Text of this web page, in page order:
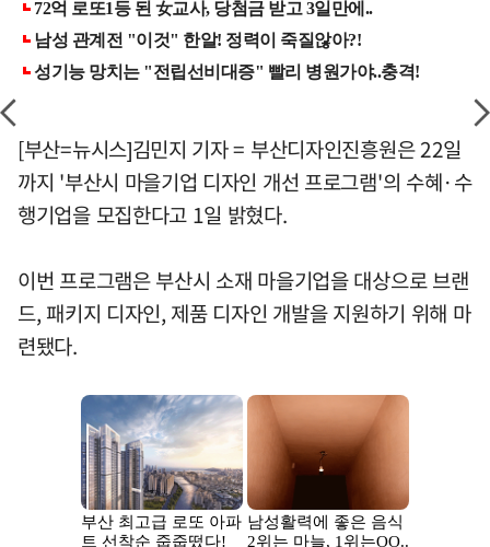
[부산=뉴시스]김민지 기자 = 부산디자인진흥원은 22일
까지 '부산시 마을기업 디자인 개선 프로그램'의 수혜·수
행기업을 모집한다고 1일 밝혔다.
이번 프로그램은 부산시 소재 마을기업을 대상으로 브랜
드, 패키지 디자인, 제품 디자인 개발을 지원하기 위해 마
련됐다.